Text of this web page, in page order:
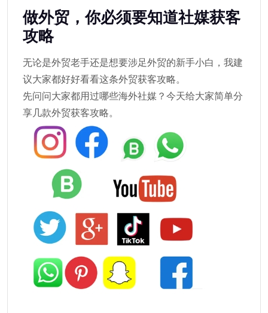
做外贸，你必须要知道社媒获客
攻略
无论是外贸老手还是想要涉足外贸的新手小白，我建
议大家都好好看看这条外贸获客攻略。
先问问大家都用过哪些海外社媒？今天给大家简单分
享几款外贸获客攻略。